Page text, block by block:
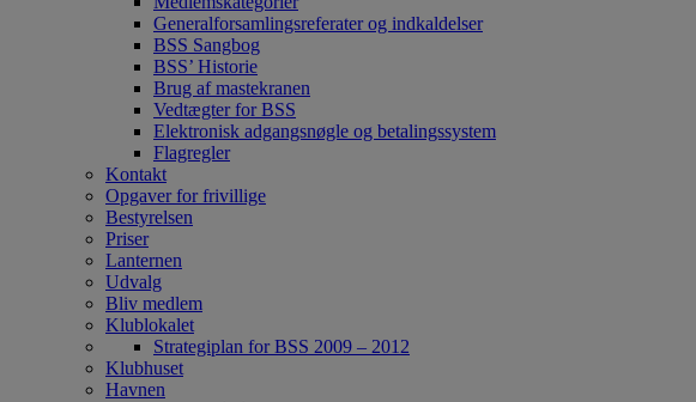
Generalforsamlingsreferater og indkaldelser
BSS Sangbog
BSS’ Historie
Brug af mastekranen
Vedtægter for BSS
Elektronisk adgangsnøgle og betalingssystem
Flagregler
Kontakt
Opgaver for frivillige
Bestyrelsen
Priser
Lanternen
Udvalg
Bliv medlem
Klublokalet
Strategiplan for BSS 2009 – 2012
Klubhuset
Havnen